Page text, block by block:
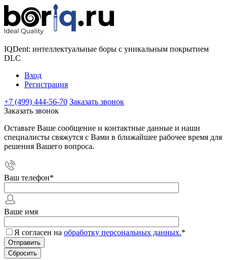
IQDent: интеллектуальные боры с уникальным покрытием
DLC
Вход
Регистрация
+7 (499) 444-56-70 Заказать звонок
Заказать звонок
Оставьте Ваше сообщение и контактные данные и наши
специалисты свяжутся с Вами в ближайшее рабочее время для
решения Вашего вопроса.
Ваш телефон*
Ваше имя
Я согласен на обработку персональных данных.*